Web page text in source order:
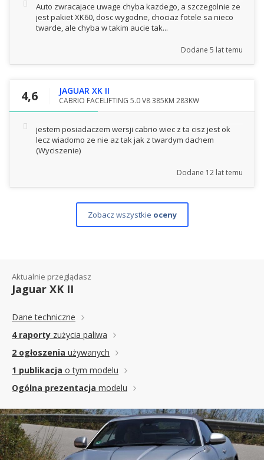
Auto zwracajace uwage chyba kazdego, a szczegolnie ze
jest pakiet XK60, dosc wygodne, chociaz fotele sa nieco
twarde, ale chyba w takim aucie tak...
Dodane 5 lat temu
4,6 JAGUAR XK II
CABRIO FACELIFTING 5.0 V8 385KM 283KW
jestem posiadaczem wersji cabrio wiec z ta cisz jest ok
lecz wiadomo ze nie az tak jak z twardym dachem
(Wyciszenie)
Dodane 12 lat temu
Zobacz wszystkie oceny
Aktualnie przeglądasz
Jaguar XK II
Dane techniczne
4 raporty zużycia paliwa
2 ogłoszenia używanych
1 publikacja o tym modelu
Ogólna prezentacja modelu